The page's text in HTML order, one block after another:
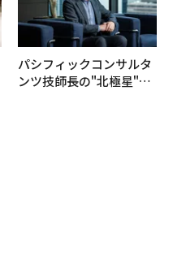
パシフィックコンサルタ
ンツ技師長の"北極星"。